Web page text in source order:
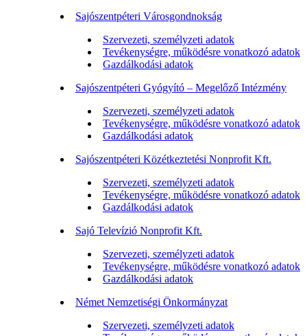
Sajószentpéteri Városgondnokság
Szervezeti, személyzeti adatok
Tevékenységre, működésre vonatkozó adatok
Gazdálkodási adatok
Sajószentpéteri Gyógyító – Megelőző Intézmény
Szervezeti, személyzeti adatok
Tevékenységre, működésre vonatkozó adatok
Gazdálkodási adatok
Sajószentpéteri Közétkeztetési Nonprofit Kft.
Szervezeti, személyzeti adatok
Tevékenységre, működésre vonatkozó adatok
Gazdálkodási adatok
Sajó Televízió Nonprofit Kft.
Szervezeti, személyzeti adatok
Tevékenységre, működésre vonatkozó adatok
Gazdálkodási adatok
Német Nemzetiségi Önkormányzat
Szervezeti, személyzeti adatok